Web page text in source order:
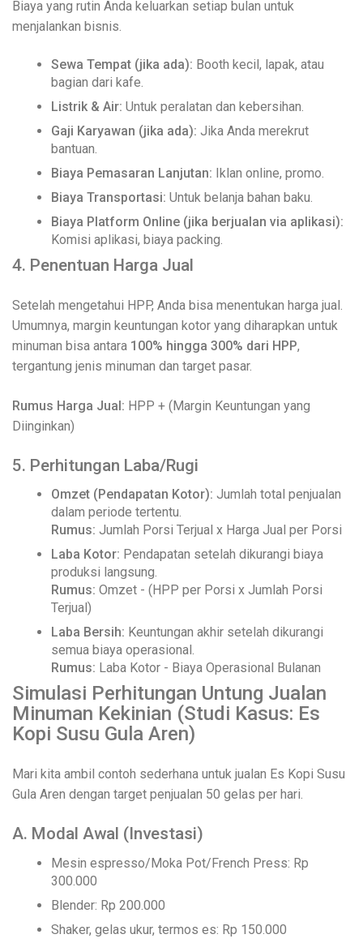
Biaya yang rutin Anda keluarkan setiap bulan untuk
menjalankan bisnis.
Sewa Tempat (jika ada): Booth kecil, lapak, atau
bagian dari kafe.
Listrik & Air: Untuk peralatan dan kebersihan.
Gaji Karyawan (jika ada): Jika Anda merekrut
bantuan.
Biaya Pemasaran Lanjutan: Iklan online, promo.
Biaya Transportasi: Untuk belanja bahan baku.
Biaya Platform Online (jika berjualan via aplikasi):
Komisi aplikasi, biaya packing.
4. Penentuan Harga Jual
Setelah mengetahui HPP, Anda bisa menentukan harga jual.
Umumnya, margin keuntungan kotor yang diharapkan untuk
minuman bisa antara 100% hingga 300% dari HPP,
tergantung jenis minuman dan target pasar.
Rumus Harga Jual: HPP + (Margin Keuntungan yang
Diinginkan)
5. Perhitungan Laba/Rugi
Omzet (Pendapatan Kotor): Jumlah total penjualan
dalam periode tertentu.
Rumus: Jumlah Porsi Terjual x Harga Jual per Porsi
Laba Kotor: Pendapatan setelah dikurangi biaya
produksi langsung.
Rumus: Omzet - (HPP per Porsi x Jumlah Porsi
Terjual)
Laba Bersih: Keuntungan akhir setelah dikurangi
semua biaya operasional.
Rumus: Laba Kotor - Biaya Operasional Bulanan
Simulasi Perhitungan Untung Jualan
Minuman Kekinian (Studi Kasus: Es
Kopi Susu Gula Aren)
Mari kita ambil contoh sederhana untuk jualan Es Kopi Susu
Gula Aren dengan target penjualan 50 gelas per hari.
A. Modal Awal (Investasi)
Mesin espresso/Moka Pot/French Press: Rp
300.000
Blender: Rp 200.000
Shaker, gelas ukur, termos es: Rp 150.000